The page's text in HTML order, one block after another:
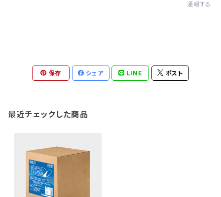
通報する
保存 シェア LINE ポスト
最近チェックした商品